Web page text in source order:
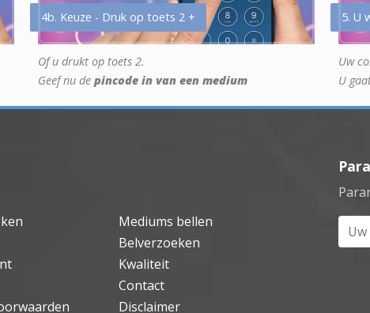
4b. Keuze - Druk op toets 2 +
Of u drukt op toets 2.
Geef nu de pincode in van een medium
5. U
Uw
U
Mediums bellen
Belverzoeken
Kwaliteit
Contact
Disclaimer
Uw